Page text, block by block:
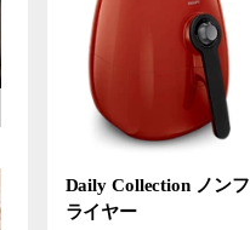
Daily Collection ノンフ
ライヤー